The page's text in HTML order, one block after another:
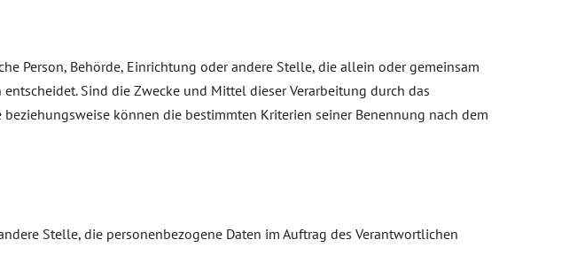
Person, Behörde, Einrichtung oder andere Stelle, die allein oder gemeinsam
Sind die Zwecke und Mittel dieser Verarbeitung durch das
können die bestimmten Kriterien seiner Benennung nach dem
Stelle, die personenbezogene Daten im Auftrag des Verantwortlichen